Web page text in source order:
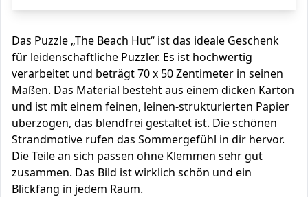
Das Puzzle „The Beach Hut“ ist das ideale Geschenk
für leidenschaftliche Puzzler. Es ist hochwertig
verarbeitet und beträgt 70 x 50 Zentimeter in seinen
Maßen. Das Material besteht aus einem dicken Karton
und ist mit einem feinen, leinen-strukturierten Papier
überzogen, das blendfrei gestaltet ist. Die schönen
Strandmotive rufen das Sommergefühl in dir hervor.
Die Teile an sich passen ohne Klemmen sehr gut
zusammen. Das Bild ist wirklich schön und ein
Blickfang in jedem Raum.